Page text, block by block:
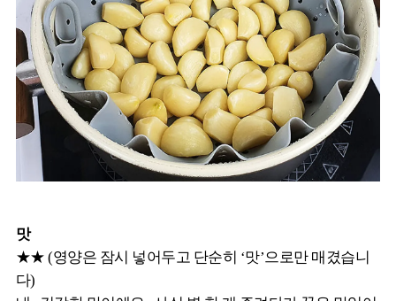
맛
★★ (영양은 잠시 넣어두고 단순히 ‘맛’으로만 매겼습니
다)